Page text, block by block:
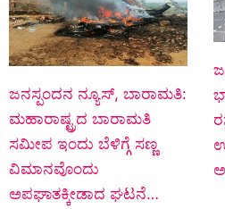
ಜನಸ್ಪಂದನ ನ್ಯೂಸ್, ಬಾರಾಮತಿ:
ಮಹಾರಾಷ್ಟ್ರದ ಬಾರಾಮತಿ
ಸಮೀಪ ಇಂದು ಬೆಳಿಗ್ಗೆ ಸಣ್ಣ
ವಿಮಾನವೊಂದು
ಅಪಘಾತಕ್ಕೀಡಾದ ಘಟನೆ…